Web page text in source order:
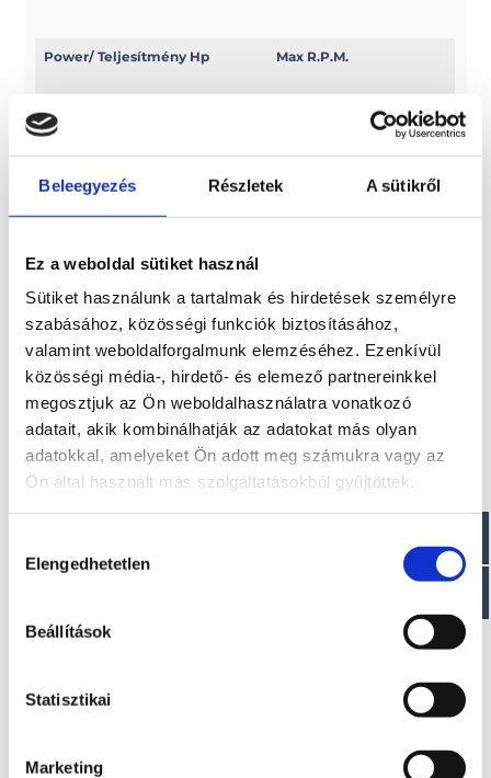
Beleegyezés Részletek A sütikről
Ez a weboldal sütiket használ
Sütiket használunk a tartalmak és hirdetések személyre
szabásához, közösségi funkciók biztosításához,
valamint weboldalforgalmunk elemzéséhez. Ezenkívül
közösségi média-, hirdető- és elemező partnereinkkel
megosztjuk az Ön weboldalhasználatra vonatkozó
adatait, akik kombinálhatják az adatokat más olyan
adatokkal, amelyeket Ön adott meg számukra vagy az
Ön által használt más szolgáltatásokból gyűjtöttek.
kiválasztása
Elengedhetetlen
Beállítások
Statisztikai
Marketing
Power/ Teljesítmény Hp
Power/ Teljesítmény Kw
Max R.P.M.
Swept volume
Visszahívást kérek!